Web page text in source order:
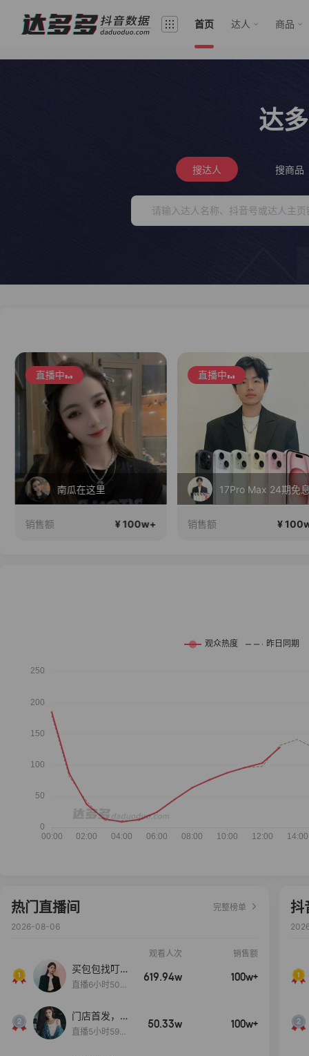
首页 达人 商品
达
搜达人 搜商品
直播中
南瓜在这里
销售额 ¥ 100w+
直播中
17Pro Max 24期免息
销售额 ¥
热门直播间
完整榜单
2026-08-06
观看人次 销售额
买包包找叮
当,一折购！
直播6小时50分
619.94w 100w+
门店首发，秋
款大上新！！
直播5小时59分
50.33w 100w+
抖